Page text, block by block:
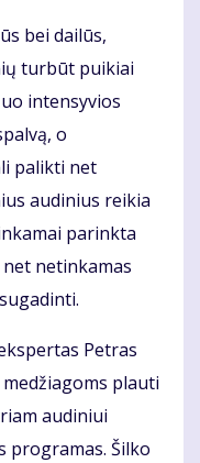
bei dailūs,
turbūt puikiai
intensyvios
o
palikti net
audinius reikia
parinkta
netinkamas
Petras
plauti
audiniui
programas. Šilko